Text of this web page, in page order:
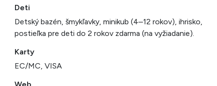
Deti
Detský bazén, šmykľavky, minikub (4–12 rokov), ihrisko,
postieľka pre deti do 2 rokov zdarma (na vyžiadanie).
Karty
EC/MC, VISA